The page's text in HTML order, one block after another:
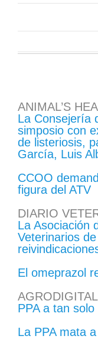
ANIMAL’S
La Consejería
simposio con
de listeriosis,
García, Luis
CCOO
figura del ATV
DIARIO
​La Asociación
Veterinarios
El omeprazol
AGRODIGITAL
PPA a tan
La PPA mata